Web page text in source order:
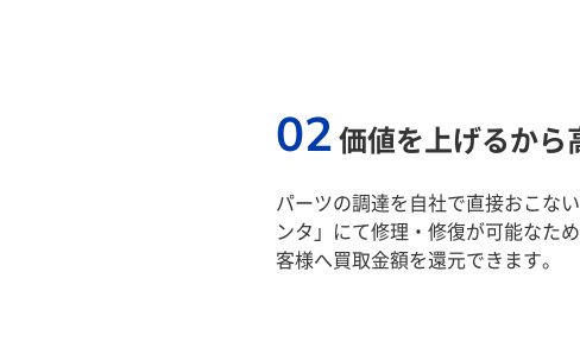
02価値を上げるから
パーツの調達を自社で直接おこな
ンタ」にて修理・修復が可能なた
客様へ買取金額を還元できます。